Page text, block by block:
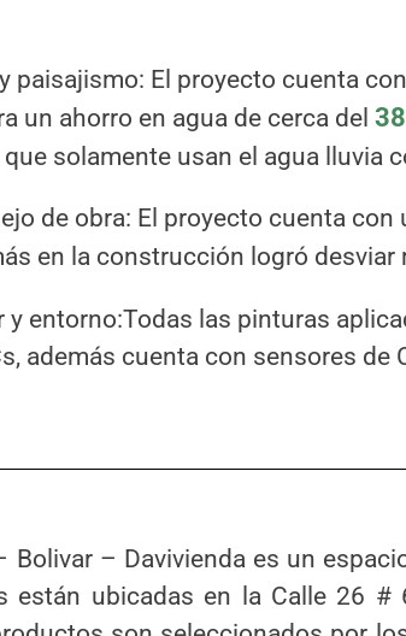
paisajismo: El proyecto cuenta
un ahorro en agua de cerca del
solamente usan el agua lluvia
de obra: El proyecto cuenta
en la construcción logró desviar
entorno:Todas las pinturas
además cuenta con sensores
Bolivar – Davivienda es un
están ubicadas en la Calle 26